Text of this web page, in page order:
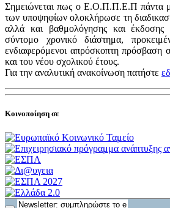
Σημειώνεται πως ο Ε.Ο.Π.Π.Ε.Π πάντα
των υποψηφίων ολοκλήρωσε τη
αλλά και βαθμολόγησης και
σύντομο χρονικό διάστημα,
ενδιαφερόμενοι απρόσκοπτη πρόσβαση
και του νέου σχολικού έτους.
Για την αναλυτική ανακοίνωση πατήστε
Κοινοποίηση σε